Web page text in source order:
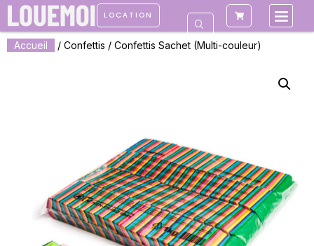
LOCATION
Accueil / Confettis / Confettis Sachet (Multi-couleur)